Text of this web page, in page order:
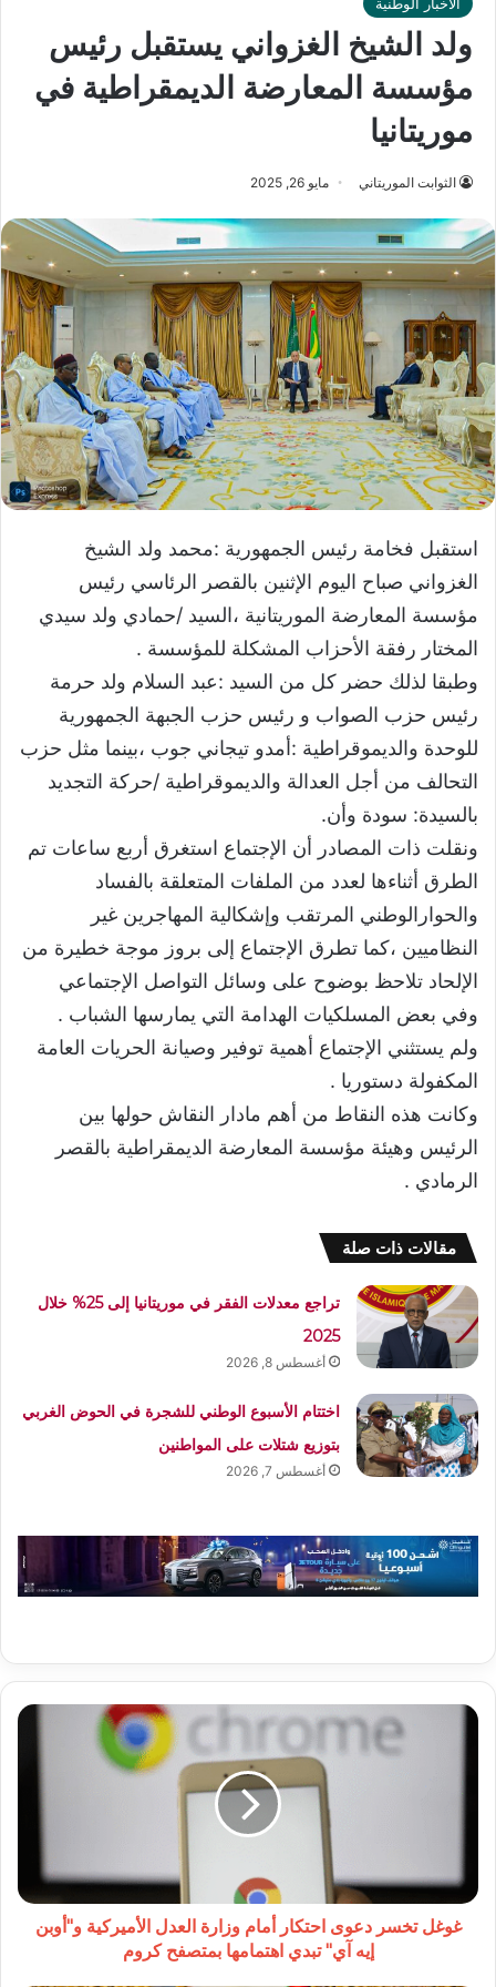
ولد الشيخ الغزواني يستقبل رئيس
مؤسسة المعارضة الديمقراطية في
موريتانيا
الثوابت الموريتاني مايو 26, 2025
استقبل فخامة رئيس الجمهورية :محمد ولد الشيخ
الغزواني صباح اليوم الإثنين بالقصر الرئاسي رئيس
مؤسسة المعارضة الموريتانية ،السيد /حمادي ولد سيدي
المختار رفقة الأحزاب المشكلة للمؤسسة .
وطبقا لذلك حضر كل من السيد :عبد السلام ولد حرمة
رئيس حزب الصواب و رئيس حزب الجبهة الجمهورية
للوحدة والديموقراطية :أمدو تيجاني جوب ،بينما مثل حزب
التحالف من أجل العدالة والديموقراطية /حركة التجديد
بالسيدة: سودة وأن.
ونقلت ذات المصادر أن الإجتماع استغرق أربع ساعات تم
الطرق أثناءها لعدد من الملفات المتعلقة بالفساد
والحوارالوطني المرتقب وإشكالية المهاجرين غير
النظاميين ،كما تطرق الإجتماع إلى بروز موجة خطيرة من
الإلحاد تلاحظ بوضوح على وسائل التواصل الإجتماعي
وفي بعض المسلكيات الهدامة التي يمارسها الشباب .
ولم يستثني الإجتماع أهمية توفير وصيانة الحريات العامة
المكفولة دستوريا .
وكانت هذه النقاط من أهم مادار النقاش حولها بين
الرئيس وهيئة مؤسسة المعارضة الديمقراطية بالقصر
الرمادي .
مقالات ذات صلة
تراجع معدلات الفقر في موريتانيا إلى 25% خلال
2025
أغسطس 8, 2026
اختتام الأسبوع الوطني للشجرة في الحوض الغربي
بتوزيع شتلات على المواطنين
أغسطس 7, 2026
غوغل
الأميركية
و"أوبن
غوغل تخسر دعوى احتكار أمام وزارة العدل الأميركية و"أوبن
إيه آي" تبدي اهتمامها بمتصفح كروم